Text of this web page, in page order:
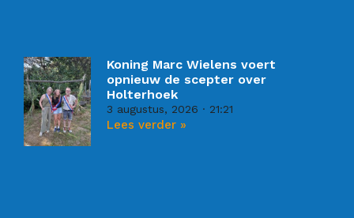
Koning Marc Wielens voert
opnieuw de scepter over
Holterhoek
3 augustus, 2026 21:21
Lees verder »